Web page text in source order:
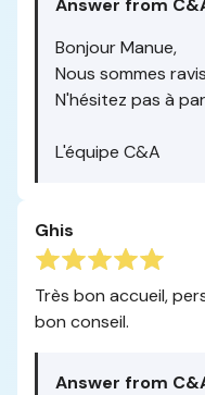
Answer from
Bonjour Manue,
Nous sommes
N'hésitez pas à
L'équipe C&A
Ghis
Très bon accueil,
bon conseil.
Answer from